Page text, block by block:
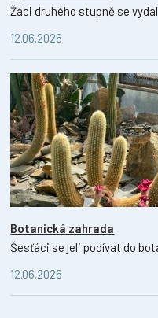
Žáci druhého stupně se
12.06.2026
Botanická zahrada
Šesťáci se jeli podívat do
12.06.2026